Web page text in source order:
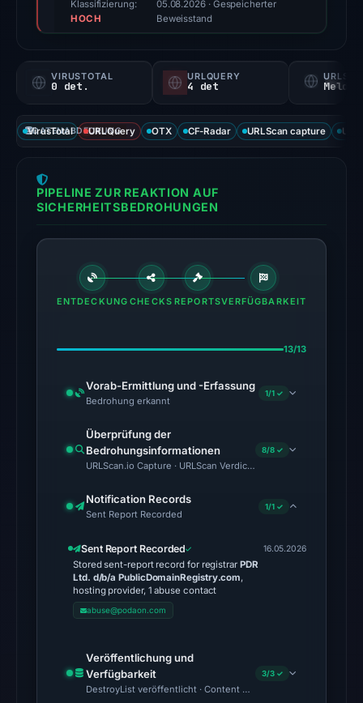
not
probability).
positive
third-
party
appears
in
the
source
results.
latest
returned
502
on
Aug
5,
2026
22:51
UTC,
so
content
unavailable
at
the
Klassifizierung:
HOCH
05.08.2026· Gespeicherter
Beweisstand
VIRUSTOTAL
0 det.
URLQUERY
4 det
DATENABDECKUNG
VirusTotal URLQuery OTX CF-Radar URLScan capture
PIPELINE ZUR REAKTION AUF
SICHERHEITSBEDROHUNGEN
ENTDECKUNG CHECKS REPORTSVERFÜGBARKEIT
13/13
Vorab-Ermittlung und -Erfassung
Bedrohung erkannt
1/1 ✓
Überprüfung der
Bedrohungsinformationen
URLScan.io Capture · URLScan Verdict · Cloudflare Radar
8/8 ✓
Notification Records
Sent Report Recorded
1/1 ✓
Sent Report Recorded
Stored sent-report record for registrar PDR
Ltd. d/b/a PublicDomainRegistry.com,
hosting provider, 1 abuse contact
abuse@podaon.com
16.05.2026
Veröffentlichung und
Verfügbarkeit
DestroyList veröffentlicht · Content Observed Unavailable ·
3/3 ✓